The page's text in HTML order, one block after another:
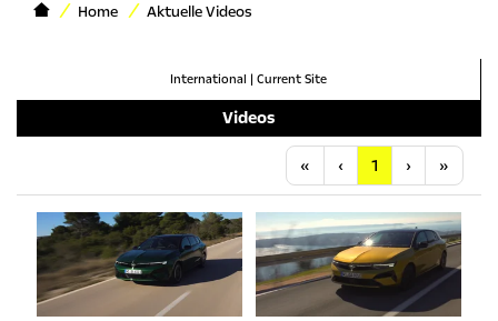
Home Aktuelle Videos
International | Current Site
Videos
« Anfang
‹ Vorherige
1 ›Nächste
»